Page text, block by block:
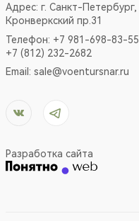
Адрес: г. Санкт-Петербург,
Кронверкский пр.31
Телефон: +7 981-698-83-55
+7 (812) 232-2682
Email: sale@voentursnar.ru
Разработка сайта